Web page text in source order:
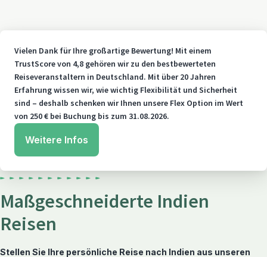
Vielen Dank für Ihre großartige Bewertung! Mit einem
TrustScore von 4,8 gehören wir zu den bestbewerteten
Reiseveranstaltern in Deutschland. Mit über 20 Jahren
Erfahrung wissen wir, wie wichtig Flexibilität und Sicherheit
sind – deshalb schenken wir Ihnen unsere Flex Option im Wert
von 250 € bei Buchung bis zum 31.08.2026.
Weitere Infos
Maßgeschneiderte Indien
Reisen
Stellen Sie Ihre persönliche Reise nach Indien aus unseren